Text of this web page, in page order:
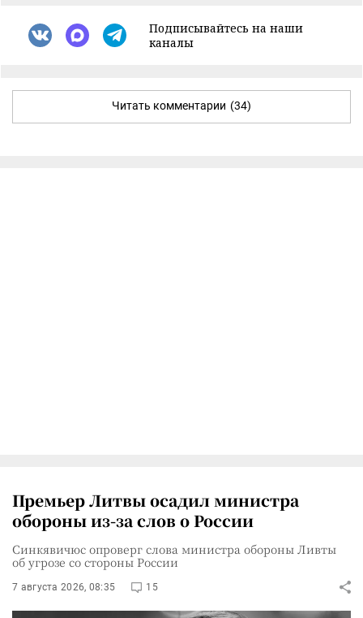
Подписывайтесь на наши
каналы
Читать комментарии (34)
Премьер Литвы осадил министра
обороны из-за слов о России
Синкявичюс опроверг слова министра обороны Ливты
об угрозе со стороны России
7 августа 2026, 08:35 15